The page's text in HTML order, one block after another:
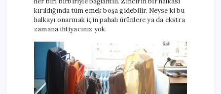
kırıldığında tüm emek boşa gidebilir. Neyse ki bu
halkayı onarmak için pahalı ürünlere ya da ekstra
zamana ihtiyacınız yok.